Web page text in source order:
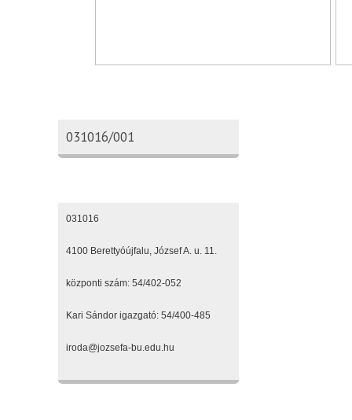
031016/001
031016
4100 Berettyóújfalu, József A. u. 11.
központi szám: 54/402-052
Kari Sándor igazgató: 54/400-485
iroda@jozsefa-bu.edu.hu